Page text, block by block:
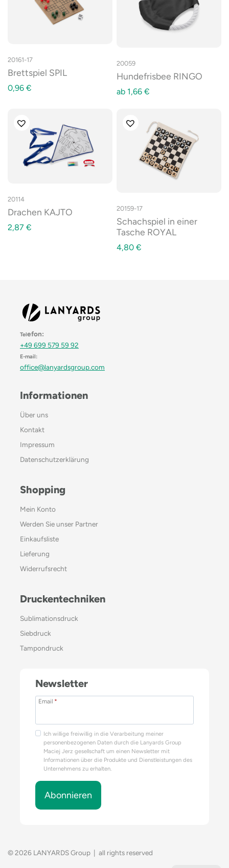
20161-17
Brettspiel SPIL
0,96 €
20059
Hundefrisbee RINGO
ab 1,66 €
20114
Drachen KAJTO
2,87 €
20159-17
Schachspiel in einer
Tasche ROYAL
4,80 €
Telefon:
+49 699 579 59 92
E-mail:
office@lanyardsgroup.com
Informationen
Über uns
Kontakt
Impressum
Datenschutzerklärung
Shopping
Mein Konto
Werden Sie unser Partner
Einkaufsliste
Lieferung
Widerrufsrecht
Druckentechniken
Sublimationsdruck
Siebdruck
Tampondruck
Newsletter
Email *
Ich willige freiwillig in die Verarbeitung meiner
personenbezogenen Daten durch die Lanyards Group
Maciej Jerz gesellschaft um einen Newsletter mit
Informationen über die Produkte und Dienstleistungen des
Unternehmens zu erhalten.
Abonnieren
© 2026 LANYARDS Group | all rights reserved